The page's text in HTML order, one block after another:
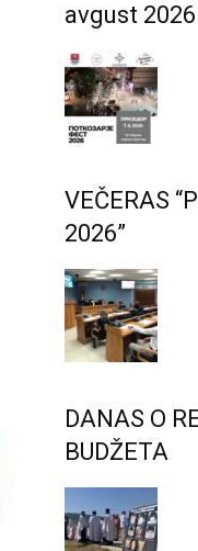
avgust
VEČERAS
2026”
DANAS O
BUDŽETA